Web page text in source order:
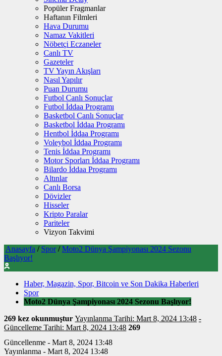
Popüler Fragmanlar
Haftanın Filmleri
Hava Durumu
Namaz Vakitleri
Nöbetçi Eczaneler
Canlı TV
Gazeteler
TV Yayın Akışları
Nasıl Yapılır
Puan Durumu
Futbol Canlı Sonuçlar
Futbol İddaa Programı
Basketbol Canlı Sonuçlar
Basketbol İddaa Programı
Hentbol İddaa Programı
Voleybol İddaa Programı
Tenis İddaa Programı
Motor Sporları İddaa Programı
Bilardo İddaa Programı
Altınlar
Canlı Borsa
Dövizler
Hisseler
Kripto Paralar
Pariteler
Vizyon Takvimi
Anasayfa / Spor / Moto2 Dünya Şampiyonası 2024 Sezonu
Başlıyor!
Haber, Magazin, Spor, Bitcoin ve Son Dakika Haberleri
Spor
Moto2 Dünya Şampiyonası 2024 Sezonu Başlıyor!
269 kez okunmuştur Yayınlanma Tarihi: Mart 8, 2024 13:48 -
Güncelleme Tarihi: Mart 8, 2024 13:48 269
Güncellenme - Mart 8, 2024 13:48
Yayınlanma - Mart 8, 2024 13:48